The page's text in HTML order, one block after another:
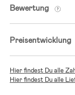
Bewertung
Preisentwicklung
Hier findest Du alle
Hier findest Du alle